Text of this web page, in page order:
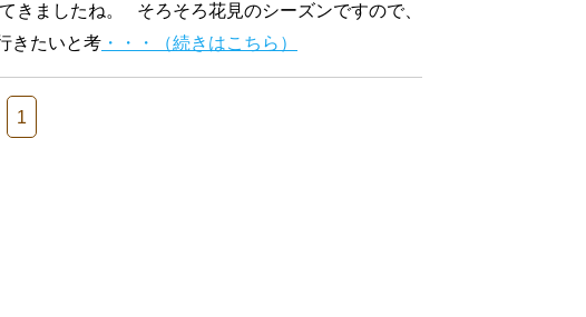
きましたね。 そろそろ花見のシーズンですので、
きたいと考 ・・・（続きはこちら）
1